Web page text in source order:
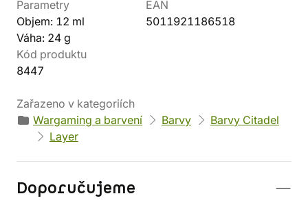
Parametry
Objem: 12 ml
Váha: 24 g
EAN
5011921186518
Kód produktu
8447
Zařazeno v kategoriích
Wargaming a barvení
Barvy
Barvy Citadel
Layer
Doporučujeme